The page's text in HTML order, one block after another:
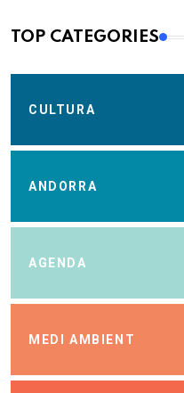
TOP CATEGORIES
CULTURA
ANDORRA
AGENDA
MEDI AMBIENT